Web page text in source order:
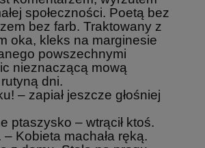
społeczności. Poetą bez
bez farb. Traktowany z
oka, kleks na marginesie
powszechnymi
nieznaczącą mową
dni.
zapiał jeszcze głośniej
– wtrącił ktoś.
machała ręką.